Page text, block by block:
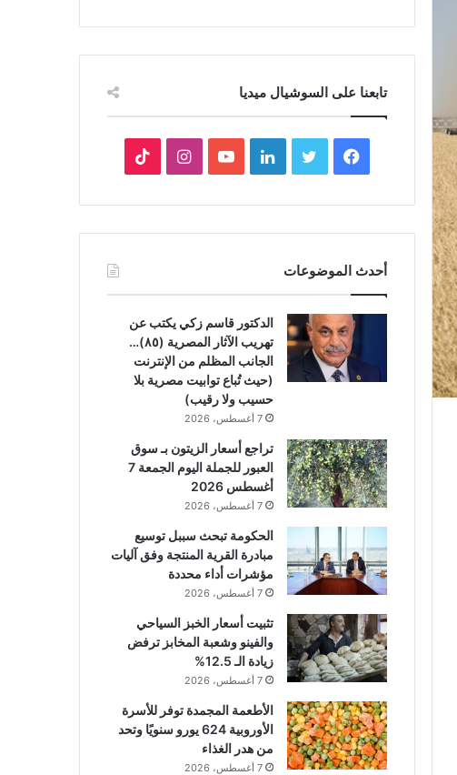
تابعنا على السوشيال ميديا
فيسبوكتويتر لينكدإنيوتيوبانستقرام
أحدث الموضوعات
الدكتور قاسم زكي يكتب عن
تهريب الآثار المصرية (٨٥)…
الجانب المظلم من الإنترنت
(حيث تُباع توابيت مصرية بلا
حسيب ولا رقيب)
7 أغسطس، 2026
تراجع أسعار الزيتون بـ سوق
العبور للجملة اليوم الجمعة 7
أغسطس 2026
7 أغسطس، 2026
الحكومة تبحث سببل توسيع
مبادرة القرية المنتجة وفق آليات
مؤشرات أداء محددة
7 أغسطس، 2026
تثبيت أسعار الخبز السياحي
والفينو وشعبة المخابز ترفض
زيادة الـ 12.5%
7 أغسطس، 2026
الأطعمة المجمدة توفر للأسرة
الأوروبية 624 يورو سنويًا وتحد
من هدر الغذاء
7 أغسطس، 2026